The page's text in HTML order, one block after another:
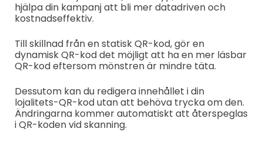
hjälpa din kampanj att bli mer datadriven och
kostnadseffektiv.
Till skillnad från en statisk QR-kod, gör en
dynamisk QR-kod det möjligt att ha en mer läsbar
QR-kod eftersom mönstren är mindre täta.
Dessutom kan du redigera innehållet i din
lojalitets-QR-kod utan att behöva trycka om den.
Ändringarna kommer automatiskt att återspeglas
i QR-koden vid skanning.